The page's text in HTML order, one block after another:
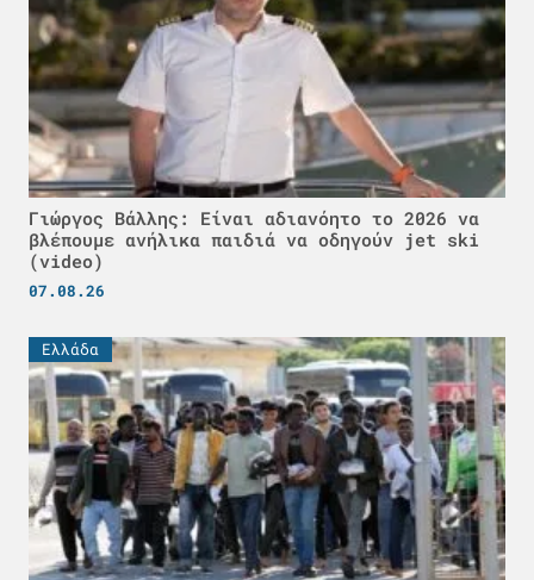
Γιώργος Βάλλης: Είναι αδιανόητο το 2026 να
βλέπουμε ανήλικα παιδιά να οδηγούν jet ski
(video)
07.08.26
Ελλάδα